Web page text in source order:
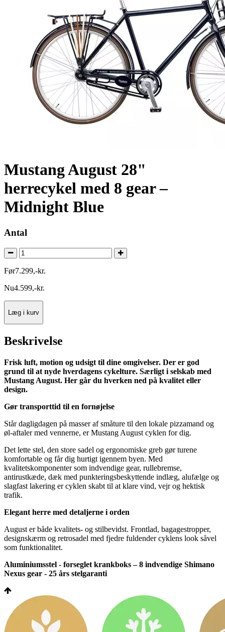
Mustang August 28"
herrecykel med 8 gear –
Midnight Blue
Antal
Før7.299,-kr.
Nu4.599,-kr.
Læg i kurv
Beskrivelse
Frisk luft, motion og udsigt til dine omgivelser. Der er god
grund til at nyde hverdagens cykelture. Særligt i selskab med
Mustang August. Her går du hverken ned på kvalitet eller
design.
Gør transporttid til en fornøjelse
Står dagligdagen på masser af småture til den lokale pizzamand og
øl-aftaler med vennerne, er Mustang August cyklen for dig.
Det lette stel, den store sadel og ergonomiske greb gør turene
komfortable og får dig hurtigt igennem byen. Med
kvalitetskomponenter som indvendige gear, rullebremse,
antirustkæde, dæk med punkteringsbeskyttende indlæg, alufælge og
slagfast lakering er cyklen skabt til at klare vind, vejr og hektisk
trafik.
Elegant herre med detaljerne i orden
August er både kvalitets- og stilbevidst. Frontlad, bagagestropper,
designskærm og retrosadel med fjedre fuldender cyklens look såvel
som funktionalitet.
Aluminiumsstel - forseglet krankboks – 8 indvendige Shimano
Nexus gear - 25 års stelgaranti